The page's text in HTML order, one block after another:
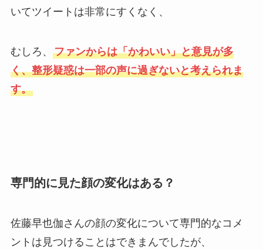
いてツイートは非常にすくなく、
むしろ、 ファンからは「かわいい」と意見が多
く、整形疑惑は一部の声に過ぎないと考えられま
す。
専門的に見た顔の変化はある？
佐藤早也伽さんの顔の変化について専門的なコメ
ントは見つけることはできまんでしたが、